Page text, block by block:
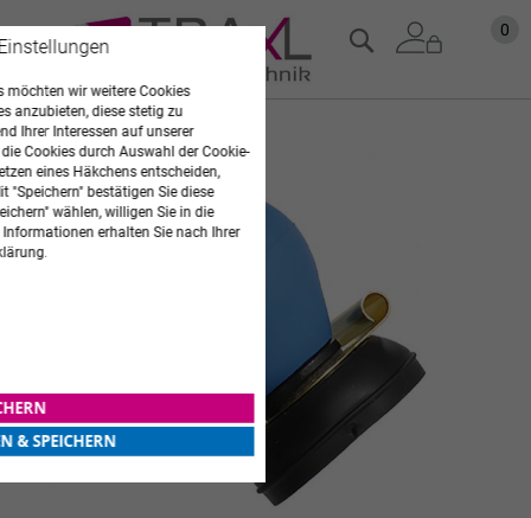
Zum
Inhalt
0
Suche
Zum
Ende
der
Bildgalerie
springen
möchten wir weitere Cookies
anzubieten, diese stetig zu
Ihrer Interessen auf unserer
Cookies durch Auswahl der Cookie-
eines Häkchens entscheiden,
"Speichern" bestätigen Sie diese
wählen, willigen Sie in die
erhalten Sie nach Ihrer
& SPEICHERN